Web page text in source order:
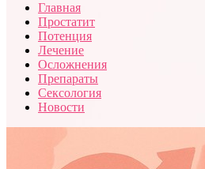
Главная
Простатит
Потенция
Лечение
Осложнения
Препараты
Сексология
Новости